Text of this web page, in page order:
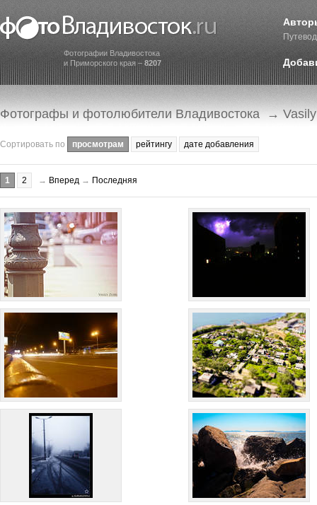
Фотографии Владивостока
и Приморского края – 8207
Фотографы и фотолюбители Владивостока →
Сортировать по просмотрам рейтингу дате добавления
1 2 → Вперед → Последняя